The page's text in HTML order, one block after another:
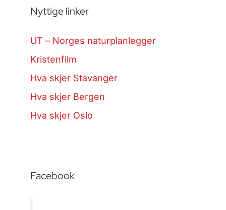
Nyttige linker
UT – Norges naturplanlegger
Kristenfilm
Hva skjer Stavanger
Hva skjer Bergen
Hva skjer Oslo
Facebook